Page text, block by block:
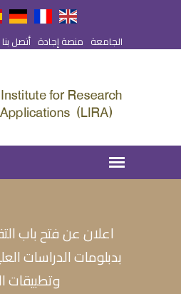
الجامعة منصة إجادة أتصل بنا
اعلان عن فتح باب
بدبلومات الدراسات
وتطبيقات